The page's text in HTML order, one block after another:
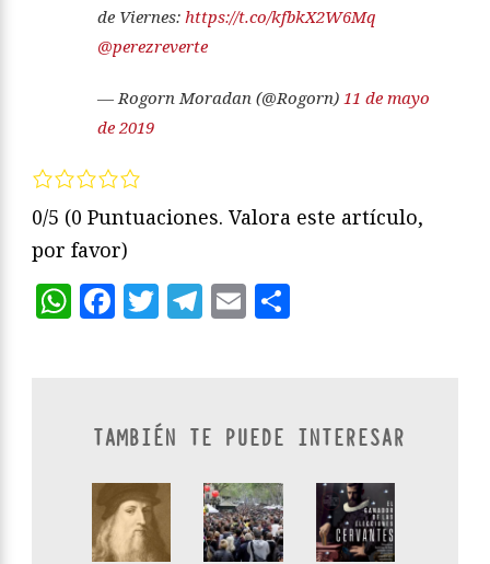
de Viernes: https://t.co/kfbkX2W6Mq
@perezreverte
— Rogorn Moradan (@Rogorn) 11 de mayo
de 2019
0/5 (0 Puntuaciones. Valora este artículo,
por favor)
WhatsApp
Facebook
Twitter
Telegram
Email
TAMBIÉN TE PUEDE INTERESAR